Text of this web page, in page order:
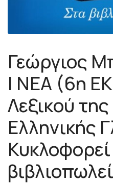
Γεώργιος
| ΝΕΑ (6η
Λεξικού
Ελληνικής